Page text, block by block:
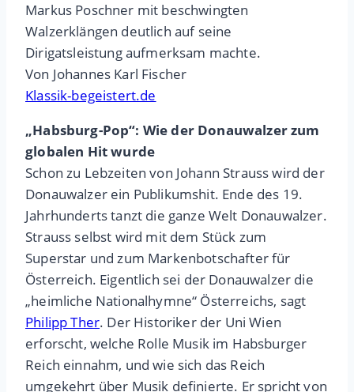
Markus Poschner mit beschwingten
Walzerklängen deutlich auf seine
Dirigatsleistung aufmerksam machte.
Von Johannes Karl Fischer
Klassik-begeistert.de
„Habsburg-Pop“: Wie der Donauwalzer zum
globalen Hit wurde
Schon zu Lebzeiten von Johann Strauss wird der
Donauwalzer ein Publikumshit. Ende des 19.
Jahrhunderts tanzt die ganze Welt Donauwalzer.
Strauss selbst wird mit dem Stück zum
Superstar und zum Markenbotschafter für
Österreich. Eigentlich sei der Donauwalzer die
„heimliche Nationalhymne“ Österreichs, sagt
Philipp Ther. Der Historiker der Uni Wien
erforscht, welche Rolle Musik im Habsburger
Reich einnahm, und wie sich das Reich
umgekehrt über Musik definierte. Er spricht von